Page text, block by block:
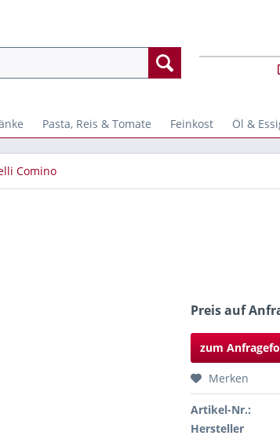
Pasta, Reis & Tomate Feinkost Öl &
Comino
Preis auf
zum
Merken
Artikel-Nr.:
Hersteller